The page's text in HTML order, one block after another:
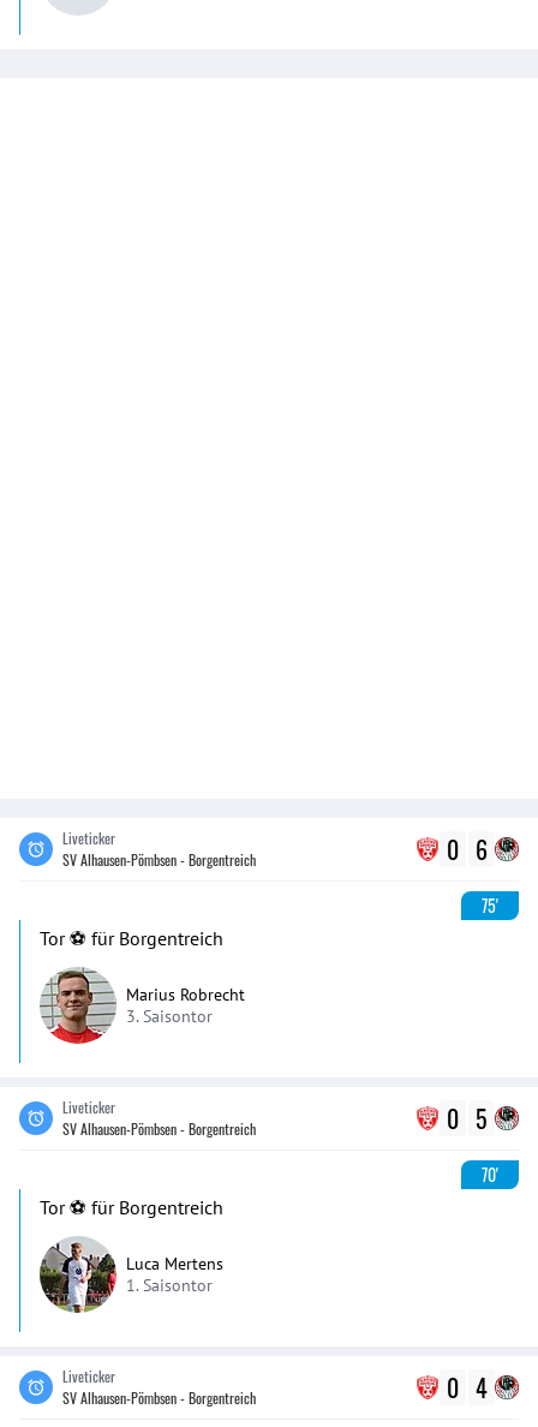
Liveticker
SV Alhausen-Pömbsen - Borgentreich
0 6
75'
Tor ⚽️ für Borgentreich
Marius Robrecht
3. Saisontor
Liveticker
SV Alhausen-Pömbsen - Borgentreich
0 5
70'
Tor ⚽️ für Borgentreich
Luca Mertens
1. Saisontor
Liveticker
SV Alhausen-Pömbsen - Borgentreich
0 4